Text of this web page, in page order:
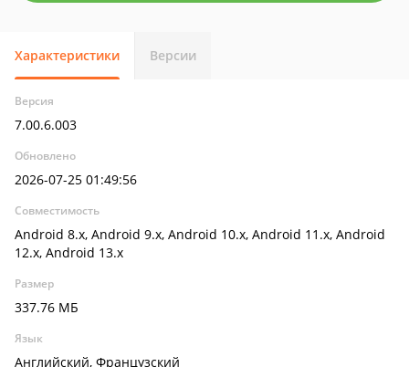
Характеристики Версии
Версия
7.00.6.003
Обновлено
2026-07-25 01:49:56
Совместимость
Android 8.x, Android 9.x, Android 10.x, Android 11.x, Android
12.x, Android 13.x
Размер
337.76 МБ
Язык
Английский, Французский